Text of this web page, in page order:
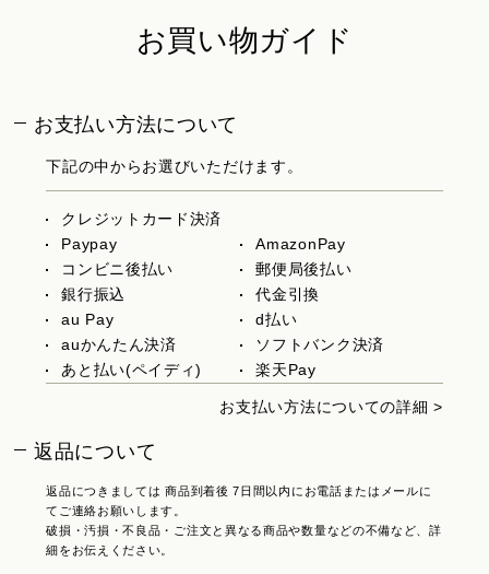
お買い物ガイド
お支払い方法について
下記の中からお選びいただけます。
クレジットカード決済
Paypay
AmazonPay
コンビニ後払い
郵便局後払い
銀行振込
代金引換
au Pay
d払い
auかんたん決済
ソフトバンク決済
あと払い(ペイディ)
楽天Pay
お支払い方法についての詳細 >
返品について
返品につきましては 商品到着後 7日間以内にお電話またはメールに
てご連絡お願いします。
破損・汚損・不良品・ご注文と異なる商品や数量などの不備など、詳
細をお伝えください。